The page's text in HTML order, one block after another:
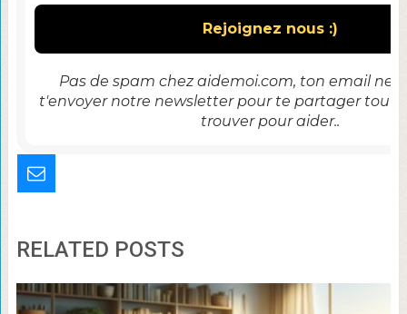
Pas de spam chez aidemoi.com, ton email ne
t'envoyer notre newsletter pour te partager tout
trouver pour aider..
RELATED POSTS